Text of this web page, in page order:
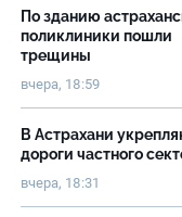
По зданию
поликлиники пошли
трещины
вчера, 18:59
В Астрахани
дороги частного
вчера, 18:31